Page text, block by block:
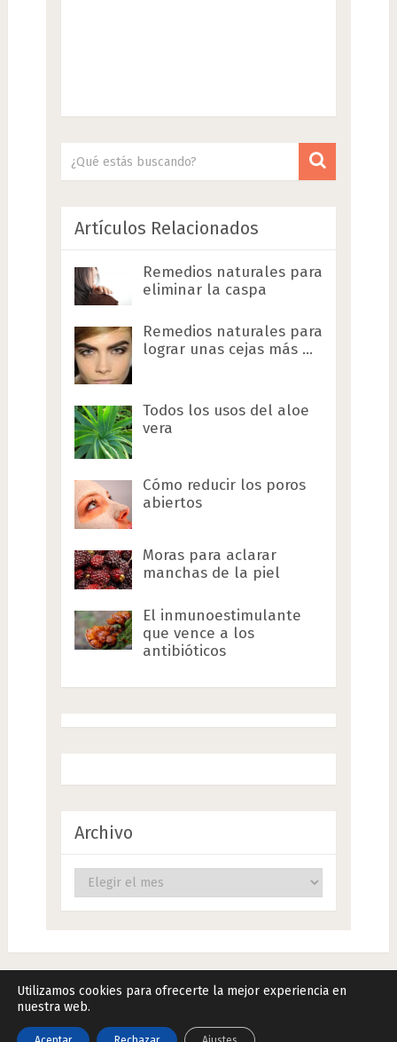
Artículos Relacionados
Remedios naturales para
eliminar la caspa
Remedios naturales para
lograr unas cejas más …
Todos los usos del aloe
vera
Cómo reducir los poros
abiertos
Moras para aclarar
manchas de la piel
El inmunoestimulante
que vence a los
antibióticos
Archivo
Archivo
Remedios Naturales.NetCopyright © 2026.
Utilizamos cookies para ofrecerte la mejor experiencia en
nuestra web.